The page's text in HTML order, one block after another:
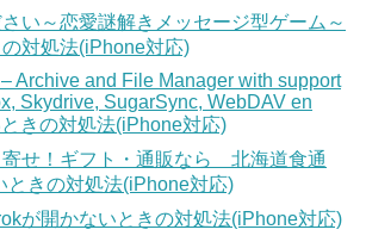
い～恋愛謎解きメッセージ型ゲーム～
対処法(iPhone対応)
Archive and File Manager with support
Skydrive, SugarSync, WebDAV en
きの対処法(iPhone対応)
せ！ギフト・通販なら 北海道食通
ときの対処法(iPhone対応)
が開かないときの対処法(iPhone対応)